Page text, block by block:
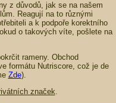
z důvodů, jak se na našem
Reagují na to různými
a k podpoře korektního
o takových víte, pošlete na
rameny. Obchod
formátu Nutriscore, což je de
Zde).
značek.